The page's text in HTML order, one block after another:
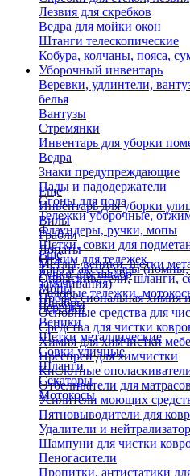
Лезвия для скребков
Ведра для мойки окон
Штанги телескопические
Кобура, колчаны, пояса,
Уборочный инвентарь
Веревки, удлинтели,
белья
Вантузы
Стремянки
Инвентарь для уборки
Ведра
Знаки предупреждающие
Пады и падодержатели
Сгоны для пола
Тележки уборочные,
Флаундеры, ручки, мопы
Щетки, совки для
Отжим для тележек
Ручки для швабр
Мопы
Швабры
Еще
Инвентарь для уборки
Вилы
Грабли
Лопаты
Метлы, веники, щетки
Опрыскиватели, шланги,
Садовые тележки,
Черенки
Веники
Щетки металлические
Совки уличные
Шланги
Секаторы
Мотокосы
Еще
Тара и аксессуары
замачивания)
Профессиональная химия
Основные средства для
Средства для чистки
Химия для химчистки
Преспреи для химчистки
Кислотные
Отбеливатели для
Усилители моющих
Пятновыводители для
Удалители и
Шампуни для чистки
Пеногасители
Пропитки, антистатики